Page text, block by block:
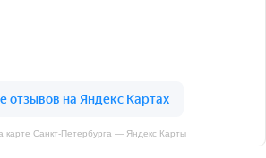
карте Санкт‑Петербурга — Яндекс Карты